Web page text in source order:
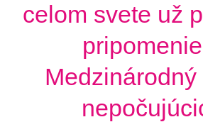
celom svete už
Medzinárodný